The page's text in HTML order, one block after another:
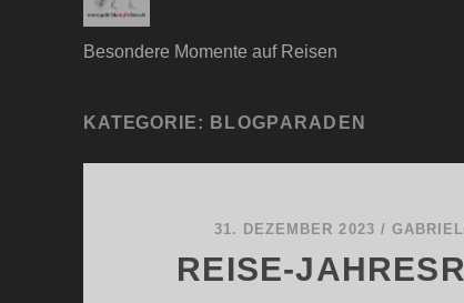
Besondere Momente auf Reisen
KATEGORIE: BLOGPARADEN
31. DEZEMBER 2023 /
REISE-